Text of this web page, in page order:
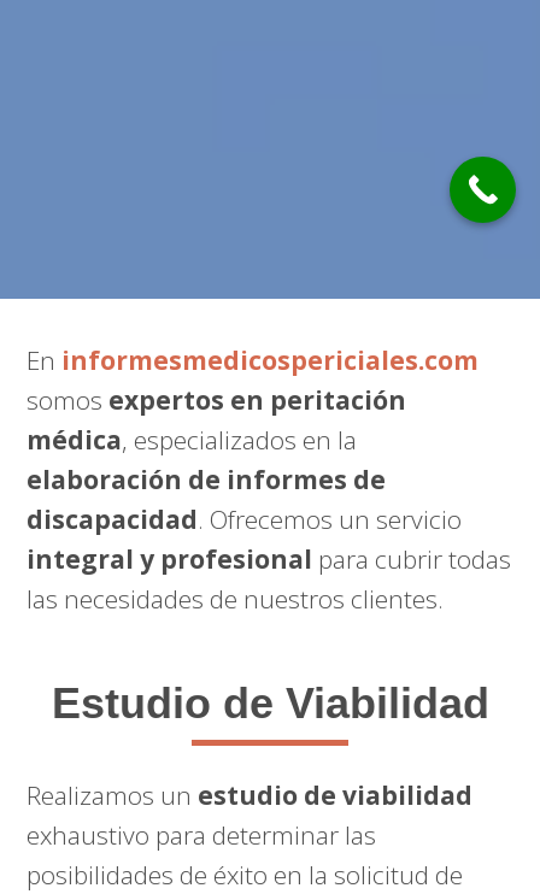
En informesmedicospericiales.com
somos expertos en peritación
médica, especializados en la
elaboración de informes de
discapacidad. Ofrecemos un servicio
integral y profesional para cubrir todas
las necesidades de nuestros clientes.
Estudio de Viabilidad
Realizamos un estudio de viabilidad
exhaustivo para determinar las
posibilidades de éxito en la solicitud de